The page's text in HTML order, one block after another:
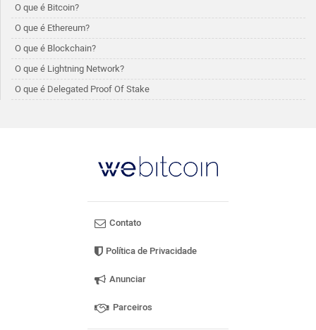
O que é Bitcoin?
O que é Ethereum?
O que é Blockchain?
O que é Lightning Network?
O que é Delegated Proof Of Stake
Contato
Política de Privacidade
Anunciar
Parceiros